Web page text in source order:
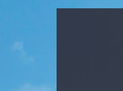
Ekonomi